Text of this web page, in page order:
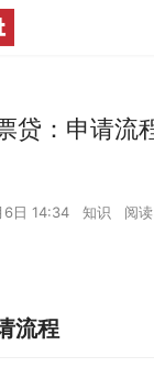
贷：申请流
6日 14:34 知识 阅
流程